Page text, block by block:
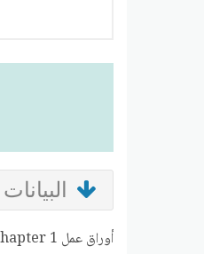
البيانات
أوراق عمل Review chapter 1 مع الحل العلوم منهج انجليزي الصف الثامن